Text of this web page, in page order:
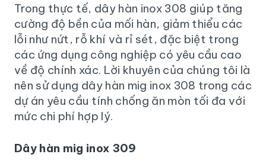
Trong thực tế, dây hàn inox 308 giúp tăng
cường độ bền của mối hàn, giảm thiểu các
lỗi như nứt, rỗ khí và rỉ sét, đặc biệt trong
các ứng dụng công nghiệp có yêu cầu cao
về độ chính xác. Lời khuyên của chúng tôi là
nên sử dụng dây hàn mig inox 308 trong các
dự án yêu cầu tính chống ăn mòn tối đa với
mức chi phí hợp lý.
Dây hàn mig inox 309